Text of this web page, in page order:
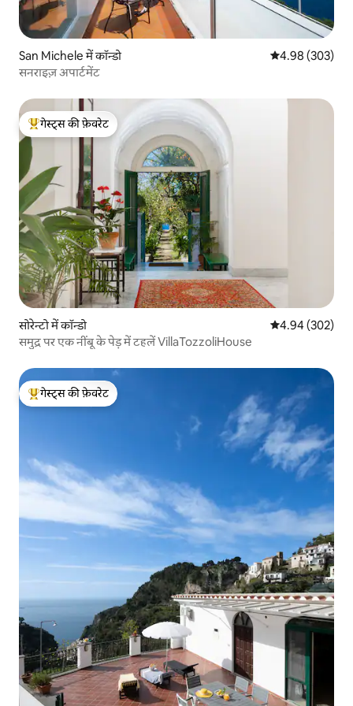
San Michele में कॉन्डो औसत रेटिंग 5 में से
4.98 (303)
सनराइज़ अपार्टमेंट
गेस्ट्स का टॉप फ़ेवरेट
गेस्ट्स की फ़ेवरेट
सोरेन्टो में कॉन्डो औसत रेटिंग 5 में से
4.94 (302)
समुद्र पर एक नींबू के पेड़ में टहलें VillaTozzoliHouse
गेस्ट्स का टॉप फ़ेवरेट
गेस्ट्स की फ़ेवरेट